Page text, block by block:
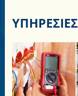
ΥΠΗΡΕΣΙΕΣ